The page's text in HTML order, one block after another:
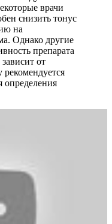
врачи
снизить тонус
на
Однако другие
препарата
от
определения